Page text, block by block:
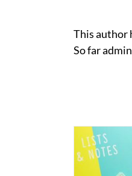
This author
So far